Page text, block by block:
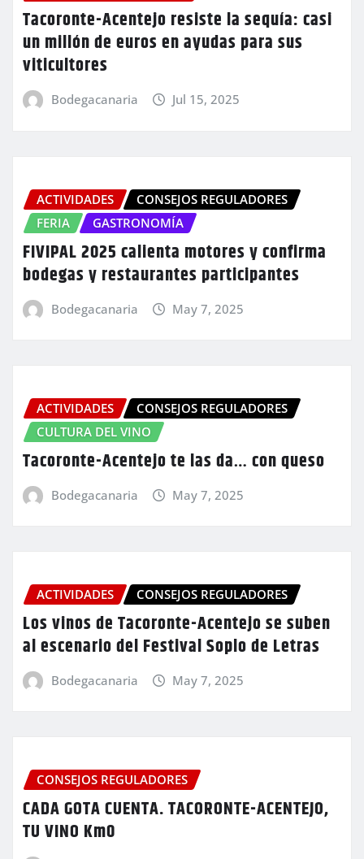
Tacoronte-Acentejo resiste la sequía: casi
un millón de euros en ayudas para sus
viticultores
Bodegacanaria Jul 15, 2025
ACTIVIDADES
CONSEJOS REGULADORES
FERIA
GASTRONOMÍA
FIVIPAL 2025 calienta motores y confirma
bodegas y restaurantes participantes
Bodegacanaria May 7, 2025
ACTIVIDADES
CONSEJOS REGULADORES
CULTURA DEL VINO
Tacoronte-Acentejo te las da… con queso
Bodegacanaria May 7, 2025
ACTIVIDADES CONSEJOS REGULADORES
Los vinos de Tacoronte-Acentejo se suben
al escenario del Festival Soplo de Letras
Bodegacanaria May 7, 2025
CONSEJOS REGULADORES
CADA GOTA CUENTA. TACORONTE-ACENTEJO,
TU VINO Km0